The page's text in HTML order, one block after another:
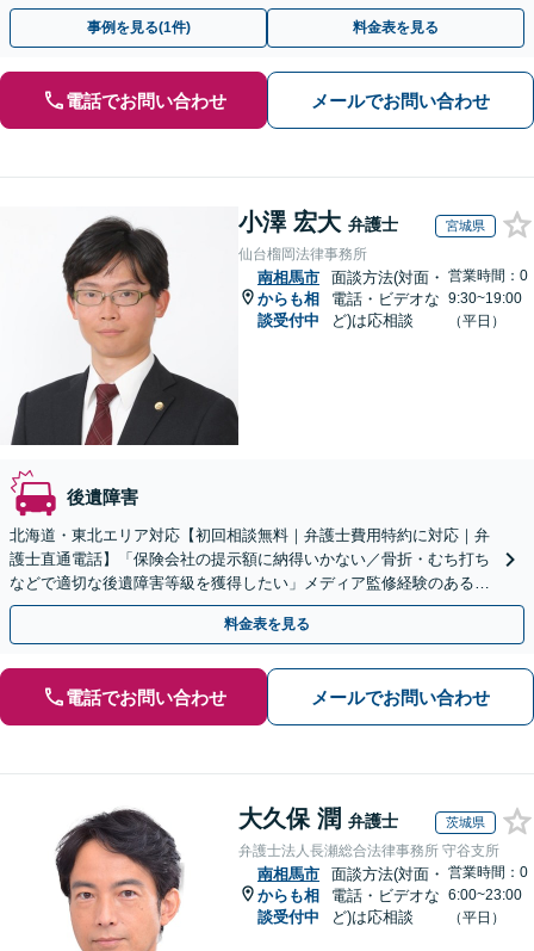
13拠点】お気軽にご相談ください。
事例を見る(1件) 料金表を見る
電話でお問い合わせ メールでお問い合わせ
小澤 宏大 弁護士 宮城県
仙台榴岡法律事務所
南相馬市
からも相
談受付中
面談方法(対面・
電話・ビデオな
ど)は応相談
営業時間：0
9:30~19:00
（平日）
後遺障害
北海道・東北エリア対応【初回相談無料｜弁護士費用特約に対応｜弁
護士直通電話】「保険会社の提示額に納得いかない／骨折・むち打ち
などで適切な後遺障害等級を獲得したい」メディア監修経験のある、
実績豊富な弁護士が早めの解決をサポート！【夜間相談可】
料金表を見る
電話でお問い合わせ メールでお問い合わせ
大久保 潤 弁護士 茨城県
弁護士法人長瀬総合法律事務所 守谷支所
南相馬市
からも相
談受付中
面談方法(対面・
電話・ビデオな
ど)は応相談
営業時間：0
6:00~23:00
（平日）